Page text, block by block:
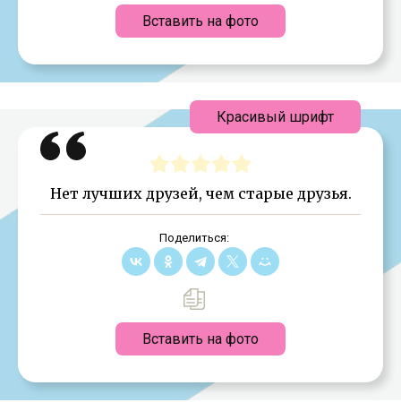
Вставить на фото
Нет лучших друзей, чем старые друзья.
Поделиться:
Вставить на фото
Красивый шрифт